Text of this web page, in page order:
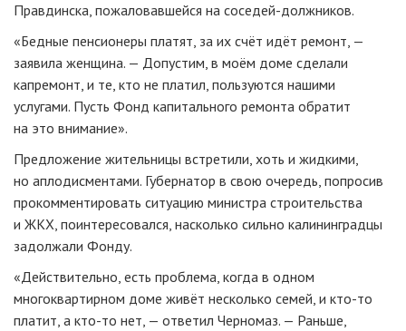
Правдинска, пожаловавшейся на соседей-должников.
«Бедные пенсионеры платят, за их счёт идёт ремонт, —
заявила женщина. — Допустим, в моём доме сделали
капремонт, и те, кто не платил, пользуются нашими
услугами. Пусть Фонд капитального ремонта обратит
на это внимание».
Предложение жительницы встретили, хоть и жидкими,
но аплодисментами. Губернатор в свою очередь, попросив
прокомментировать ситуацию министра строительства
и ЖКХ, поинтересовался, насколько сильно калининградцы
задолжали Фонду.
«Действительно, есть проблема, когда в одном
многоквартирном доме живёт несколько семей, и кто-то
платит, а кто-то нет, — ответил Черномаз. — Раньше,